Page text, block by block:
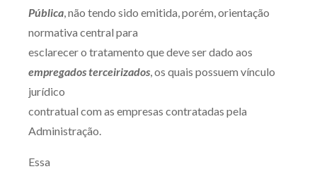
Telefone (41) 2109-8666
Whatsapp (41) 98881-6616
Pública, não tendo sido emitida, porém, orientação
normativa central para
esclarecer o tratamento que deve ser dado aos
empregados terceirizados, os quais possuem vínculo
jurídico
contratual com as empresas contratadas pela
Administração.
Essa